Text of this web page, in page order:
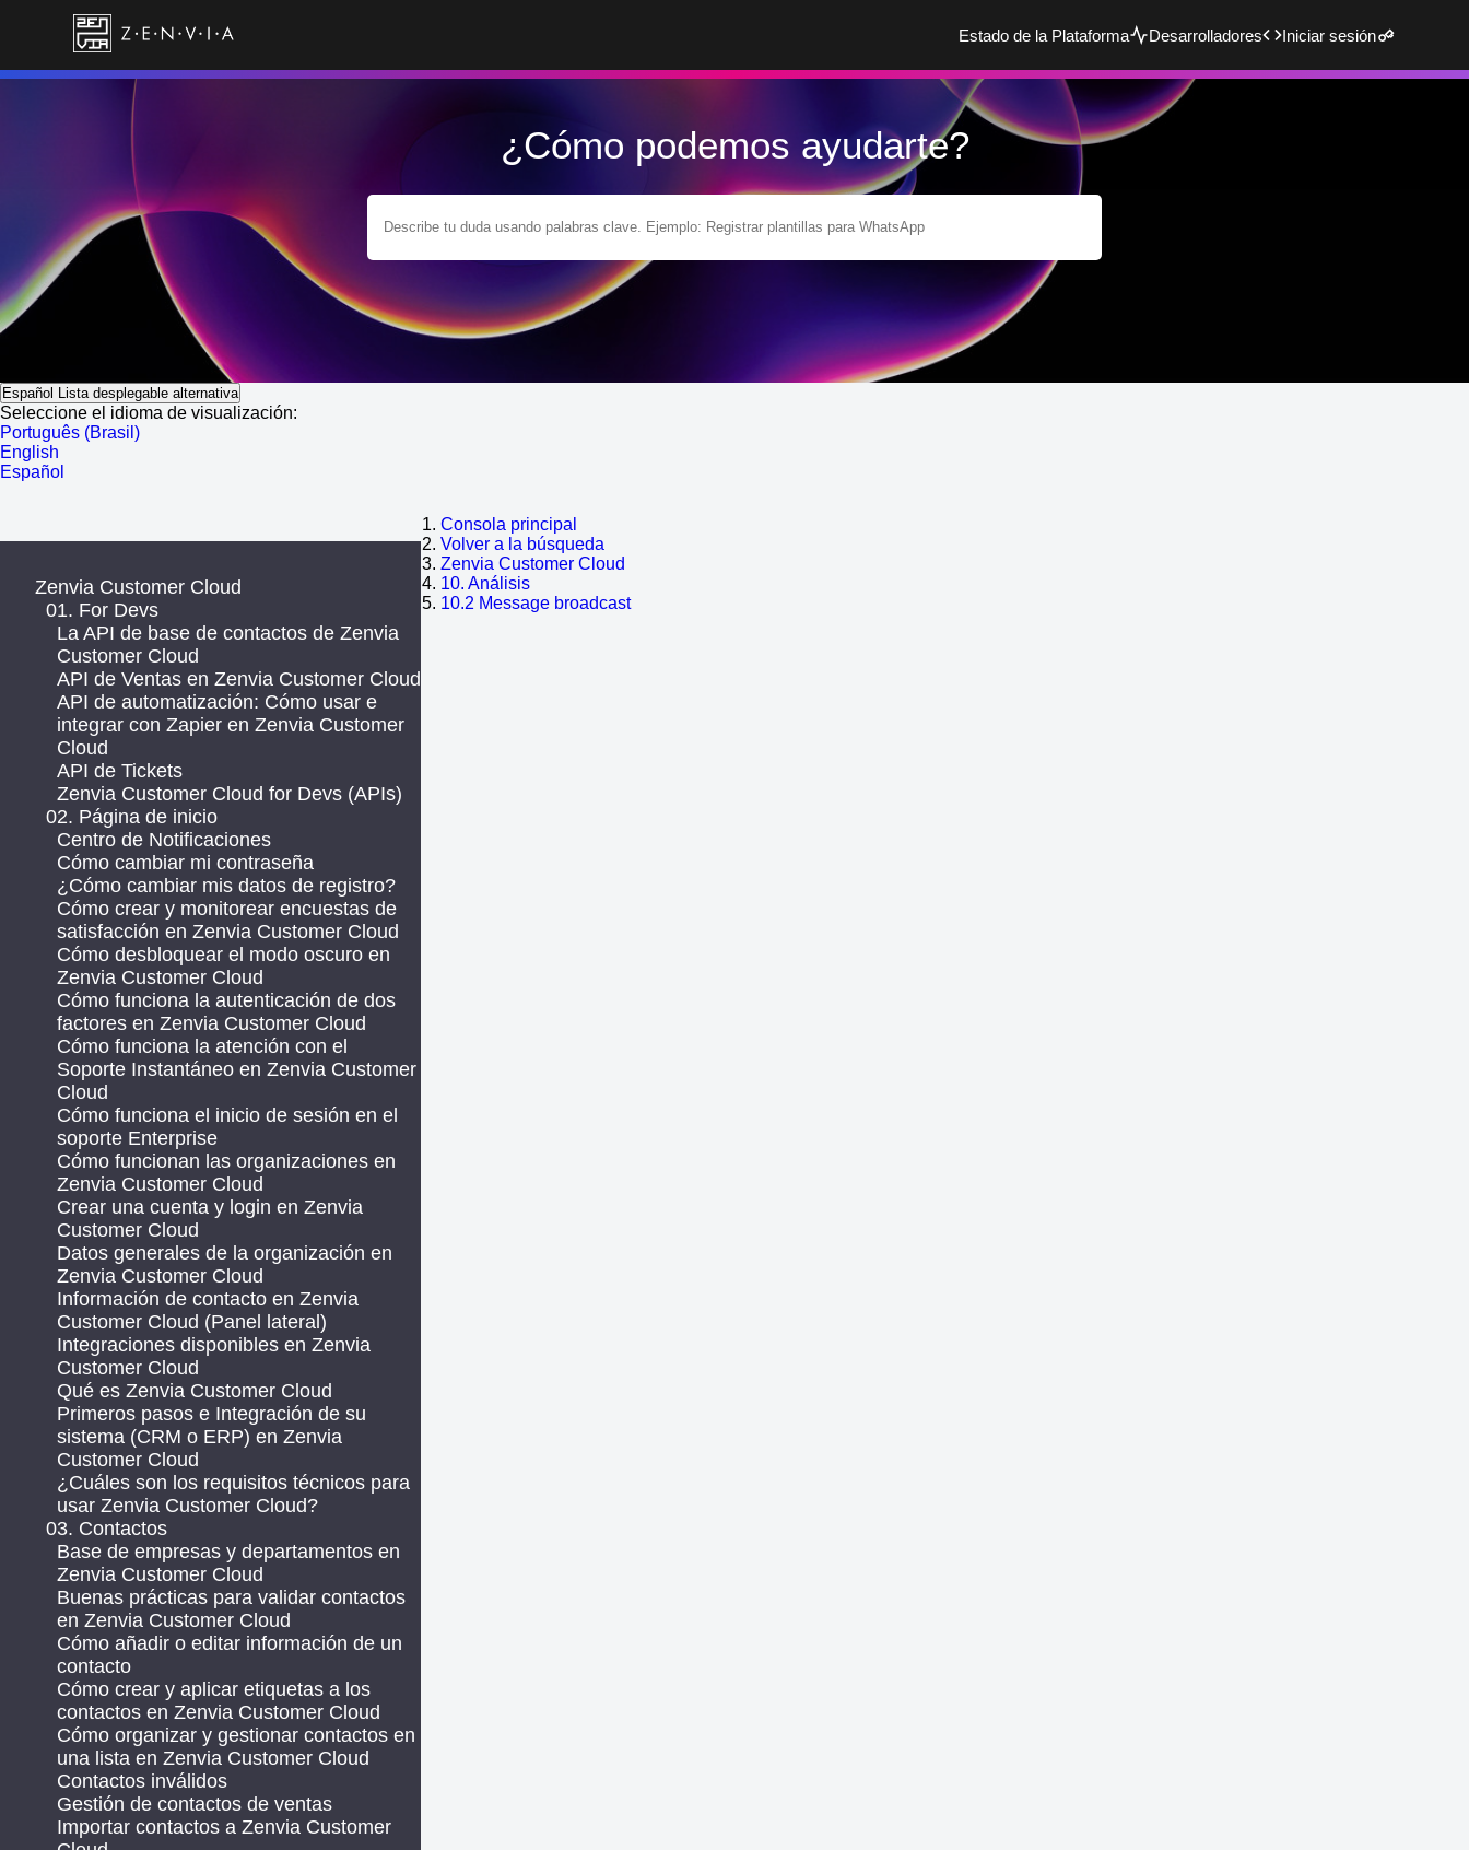
Estado de la Plataforma Desarrolladores Iniciar sesión
¿Cómo podemos ayudarte?
Español Lista desplegable alternativa
Seleccione el idioma de visualización:
Português (Brasil)
English
Español
Consola principal
Volver a la búsqueda
Zenvia Customer Cloud
10. Análisis
10.2 Message broadcast
Zenvia Customer Cloud
01. For Devs
La API de base de contactos de Zenvia
Customer Cloud
API de Ventas en Zenvia Customer Cloud
API de automatización: Cómo usar e
integrar con Zapier en Zenvia Customer
Cloud
API de Tickets
Zenvia Customer Cloud for Devs (APIs)
02. Página de inicio
Centro de Notificaciones
Cómo cambiar mi contraseña
¿Cómo cambiar mis datos de registro?
Cómo crear y monitorear encuestas de
satisfacción en Zenvia Customer Cloud
Cómo desbloquear el modo oscuro en
Zenvia Customer Cloud
Cómo funciona la autenticación de dos
factores en Zenvia Customer Cloud
Cómo funciona la atención con el
Soporte Instantáneo en Zenvia Customer
Cloud
Cómo funciona el inicio de sesión en el
soporte Enterprise
Cómo funcionan las organizaciones en
Zenvia Customer Cloud
Crear una cuenta y login en Zenvia
Customer Cloud
Datos generales de la organización en
Zenvia Customer Cloud
Información de contacto en Zenvia
Customer Cloud (Panel lateral)
Integraciones disponibles en Zenvia
Customer Cloud
Qué es Zenvia Customer Cloud
Primeros pasos e Integración de su
sistema (CRM o ERP) en Zenvia
Customer Cloud
¿Cuáles son los requisitos técnicos para
usar Zenvia Customer Cloud?
03. Contactos
Base de empresas y departamentos en
Zenvia Customer Cloud
Buenas prácticas para validar contactos
en Zenvia Customer Cloud
Cómo añadir o editar información de un
contacto
Cómo crear y aplicar etiquetas a los
contactos en Zenvia Customer Cloud
Cómo organizar y gestionar contactos en
una lista en Zenvia Customer Cloud
Contactos inválidos
Gestión de contactos de ventas
Importar contactos a Zenvia Customer